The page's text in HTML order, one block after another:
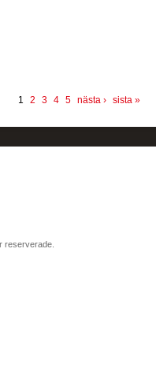
1 2 3 4 5 nästa › sista »
reserverade.